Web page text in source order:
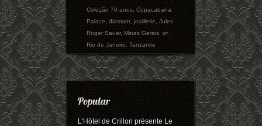
Coleção 70 anos,Copacabana
Palace,diamant,joaillerie,Jules
Roger Sauer,Minas Gerais,or,
Rio de Janeiro,Tanzanite
L'Hôtel de Crillon présente Le